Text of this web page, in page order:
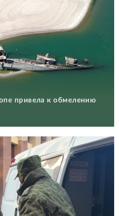
привела к обмелению